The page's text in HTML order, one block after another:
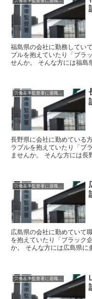
福島県の会社に勤務してい
ブルを抱えていたり「ブラ
せんか。 そんな方には福島
労働基準監督署に退職相談
長野県に会社に勤めている
ラブルを抱えていたり「ブ
ませんか。 そんな方には長
広島県の会社に勤めていて
を抱えていたり「ブラック
か。 そんな方には広島県に
労働基準監督署に退職相談